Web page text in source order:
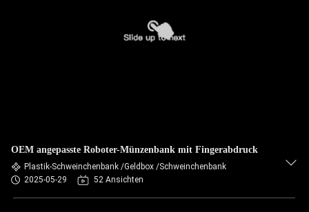
OEM angepasste Roboter-Münzenbank mit Fingerabdruck
Plastik-Schweinchenbank /Geldbox /Schweinchenbank
2025-05-29
52 Ansichten